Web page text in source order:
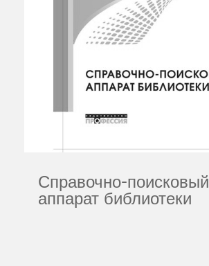
Справочно-поисковый
аппарат библиотеки